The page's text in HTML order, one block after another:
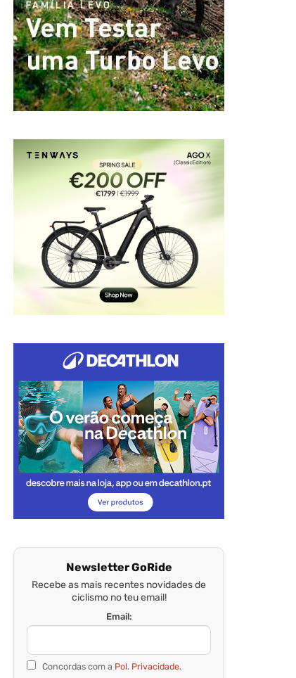
Newsletter GoRide
Recebe as mais recentes novidades de
ciclismo no teu email!
Email:
Concordas com a Pol. Privacidade.